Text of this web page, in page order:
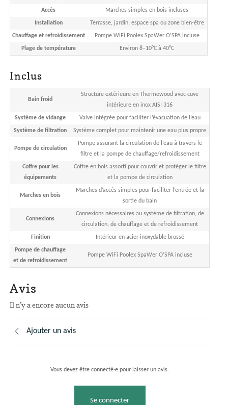
Accès Marches simples en bois incluses
Installation Terrasse, jardin, espace spa ou zone bien-être
Chauffage et refroidissement Pompe WiFi Poolex SpaWer O’SPA incluse
Plage de température Environ 8–10°C à 40°C
Inclus
Bain froid
Structure extérieure en Thermowood avec cuve
intérieure en inox AISI 316
Système de vidange Valve intégrée pour faciliter l’évacuation de l’eau
Système de filtration Système complet pour maintenir une eau plus propre
Pompe de circulation
Pompe assurant la circulation de l’eau à travers le
filtre et la pompe de chauffage/refroidissement
Coffre pour les
équipements
Coffre en bois assorti pour couvrir et protéger le filtre
et la pompe de circulation
Marches en bois
Marches d’accès simples pour faciliter l’entrée et la
sortie du bain
Connexions
Connexions nécessaires au système de filtration, de
circulation, de chauffage et de refroidissement
Finition Intérieur en acier inoxydable brossé
Pompe de chauffage
et de refroidissement
Pompe WiFi Poolex SpaWer O’SPA incluse
Avis
Il n’y a encore aucun avis
Ajouter un avis
Vous devez être connecté·e pour laisser un avis.
Se connecter